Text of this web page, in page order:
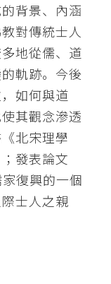
背景、內涵
對傳統士人
地從儒、道
軌跡。今後
如何與道
其觀念滲透
北宋理學
發表論文
家復興的一個
士人之親